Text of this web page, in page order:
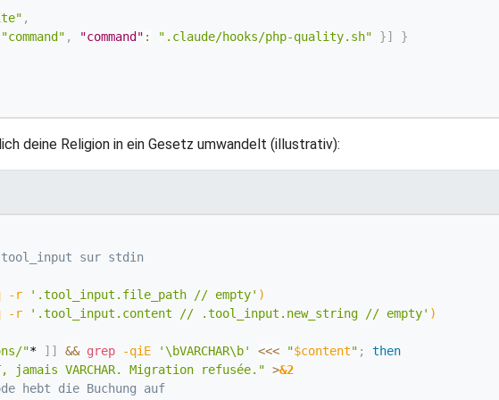
,
"command" , "command" : ".claude/hooks/php-quality.sh" }]
}
deine Religion in ein Gesetz umwandelt (illustrativ):
sur stdin
-r '.tool_input.file_path // empty' )
-r '.tool_input.content // .tool_input.new_string // empty' )
"* ] ] && grep -qiE '\bVARCHAR\b' <<< "$content" ;
then
jamais VARCHAR. Migration refusée." >&2
hebt die Buchung auf